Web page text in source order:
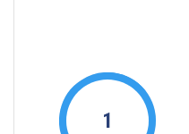
1